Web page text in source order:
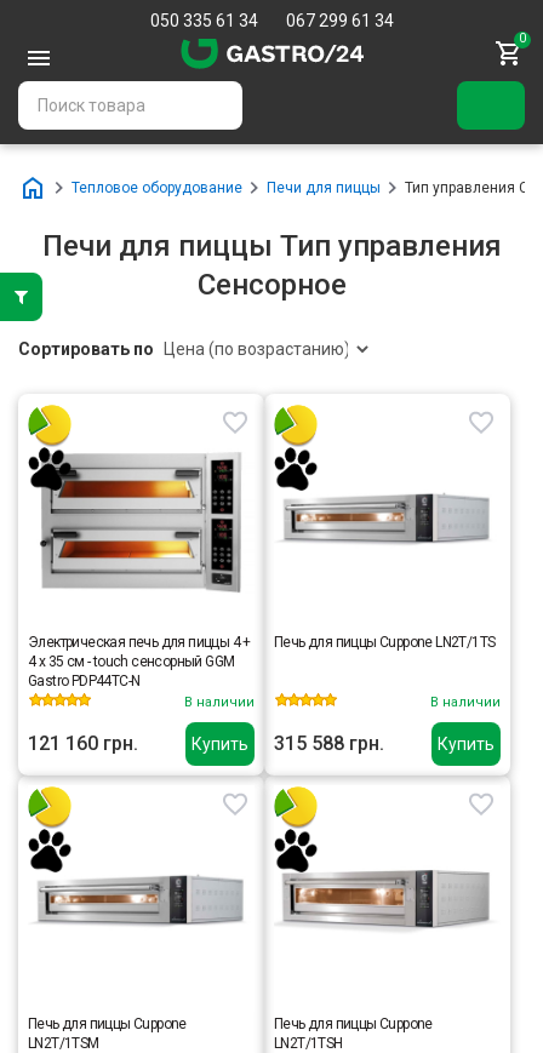
050 335 61 34 067 299 61 34
0
Тепловое оборудование Печи для пиццы Тип управления
Печи для пиццы Тип управления
Сенсорное
Сортировать по
Купить
Электрическая печь для пиццы 4 +
4 x 35 см - touch сенсорный GGM
Gastro PDP44TC-N
В наличии
121 160 грн. Купить
Печь для пиццы Cuppone LN2T/1TS
В наличии
315 588 грн.
Печь для пиццы Cuppone
LN2T/1TSM
Печь для пиццы Cuppone
LN2T/1TSH